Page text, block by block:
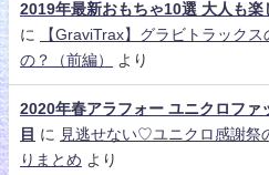
2019年最新おもちゃ10選 大人も
に
【GraviTrax】グラビトラック
の？（前編）
より
2020年春アラフォー ユニクロファ
目 に
見逃せない♡ユニクロ感謝祭
りまとめ より